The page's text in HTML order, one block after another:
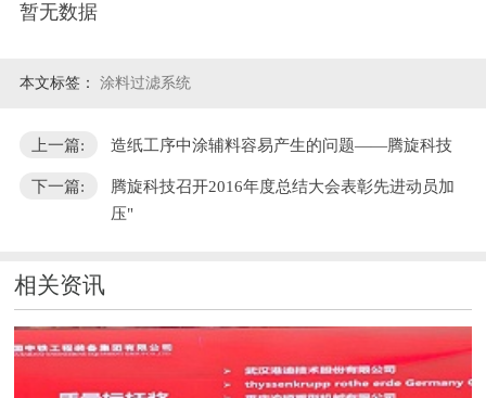
暂无数据
本文标签： 涂料过滤系统
上一篇: 造纸工序中涂辅料容易产生的问题——腾旋科技
下一篇:
腾旋科技召开2016年度总结大会表彰先进动员加
压"
相关资讯